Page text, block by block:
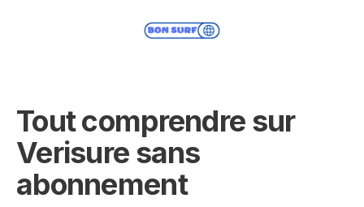
Tout comprendre sur
Verisure sans
abonnement